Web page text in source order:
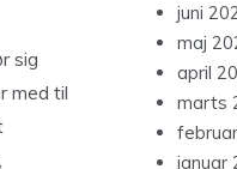
sig
med til
juni
maj
april
marts
januar